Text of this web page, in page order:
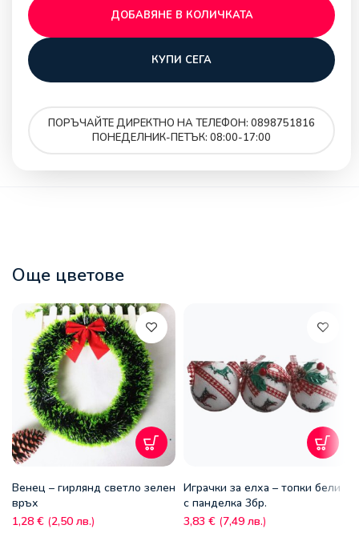
ДОБАВЯНЕ В КОЛИЧКАТА
КУПИ СЕГА
ПОРЪЧАЙТЕ ДИРЕКТНО НА ТЕЛЕФОН: 0898751816
ПОНЕДЕЛНИК-ПЕТЪК: 08:00-17:00
Още цветове
Венец – гирлянд светло зелен
връх
1,28 € (2,50 лв.)
Играчки за елха – топки бели
с панделка 3бр.
3,83 € (7,49 лв.)